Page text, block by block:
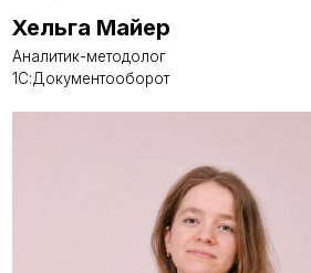
Хельга Майер
Аналитик-методолог
1С:Документооборот